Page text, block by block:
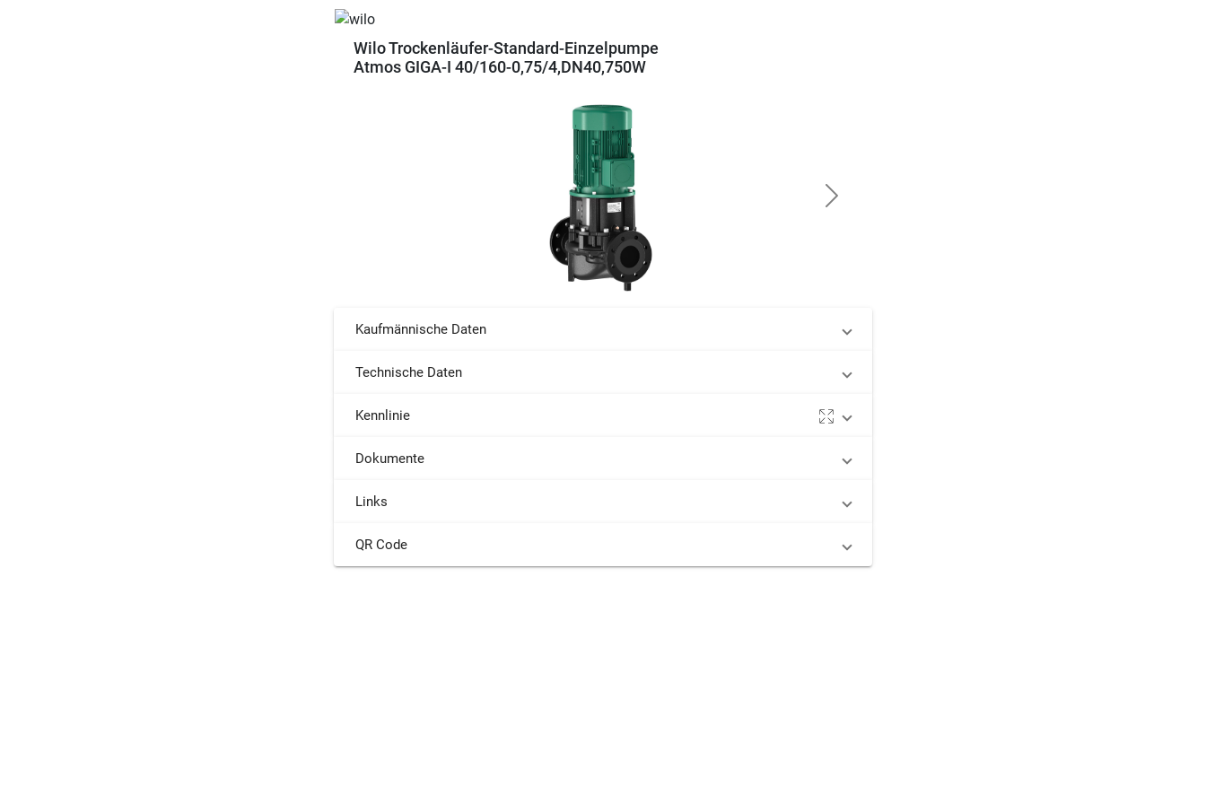
Wilo Trockenläufer-Standard-Einzelpumpe
Atmos GIGA-I 40/160-0,75/4,DN40,750W
Kaufmännische Daten
Technische Daten
Kennlinie
Dokumente
Links
QR Code